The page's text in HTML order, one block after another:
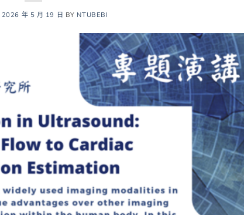
2026 年 5 月 19 日 BY NTUBEBI